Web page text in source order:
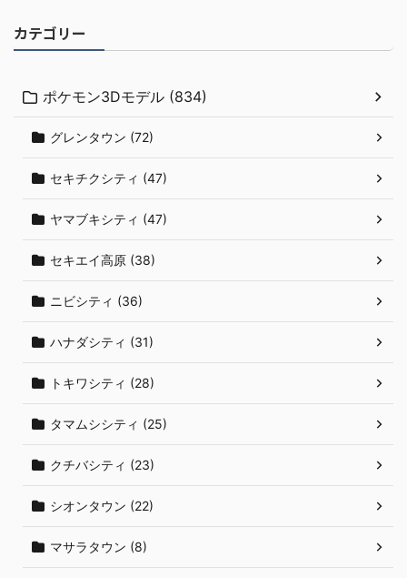
カテゴリー
ポケモン3Dモデル (834)
グレンタウン (72)
セキチクシティ (47)
ヤマブキシティ (47)
セキエイ高原 (38)
ニビシティ (36)
ハナダシティ (31)
トキワシティ (28)
タマムシシティ (25)
クチバシティ (23)
シオンタウン (22)
マサラタウン (8)